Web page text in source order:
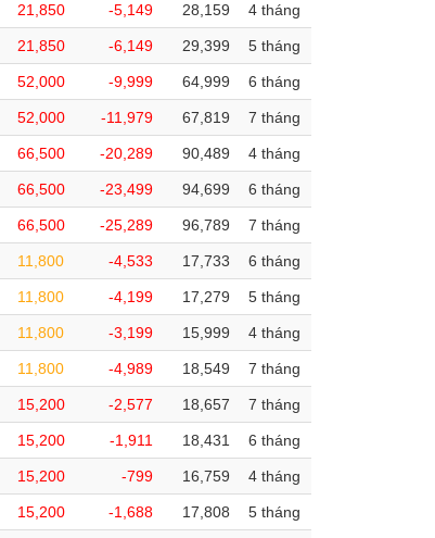
21,850 -5,149 28,159 4 tháng
21,850 -6,149 29,399 5 tháng
52,000 -9,999 64,999 6 tháng
52,000 -11,979 67,819 7 tháng
66,500 -20,289 90,489 4 tháng
66,500 -23,499 94,699 6 tháng
66,500 -25,289 96,789 7 tháng
11,800 -4,533 17,733 6 tháng
11,800 -4,199 17,279 5 tháng
11,800 -3,199 15,999 4 tháng
11,800 -4,989 18,549 7 tháng
15,200 -2,577 18,657 7 tháng
15,200 -1,911 18,431 6 tháng
15,200 -799 16,759 4 tháng
15,200 -1,688 17,808 5 tháng